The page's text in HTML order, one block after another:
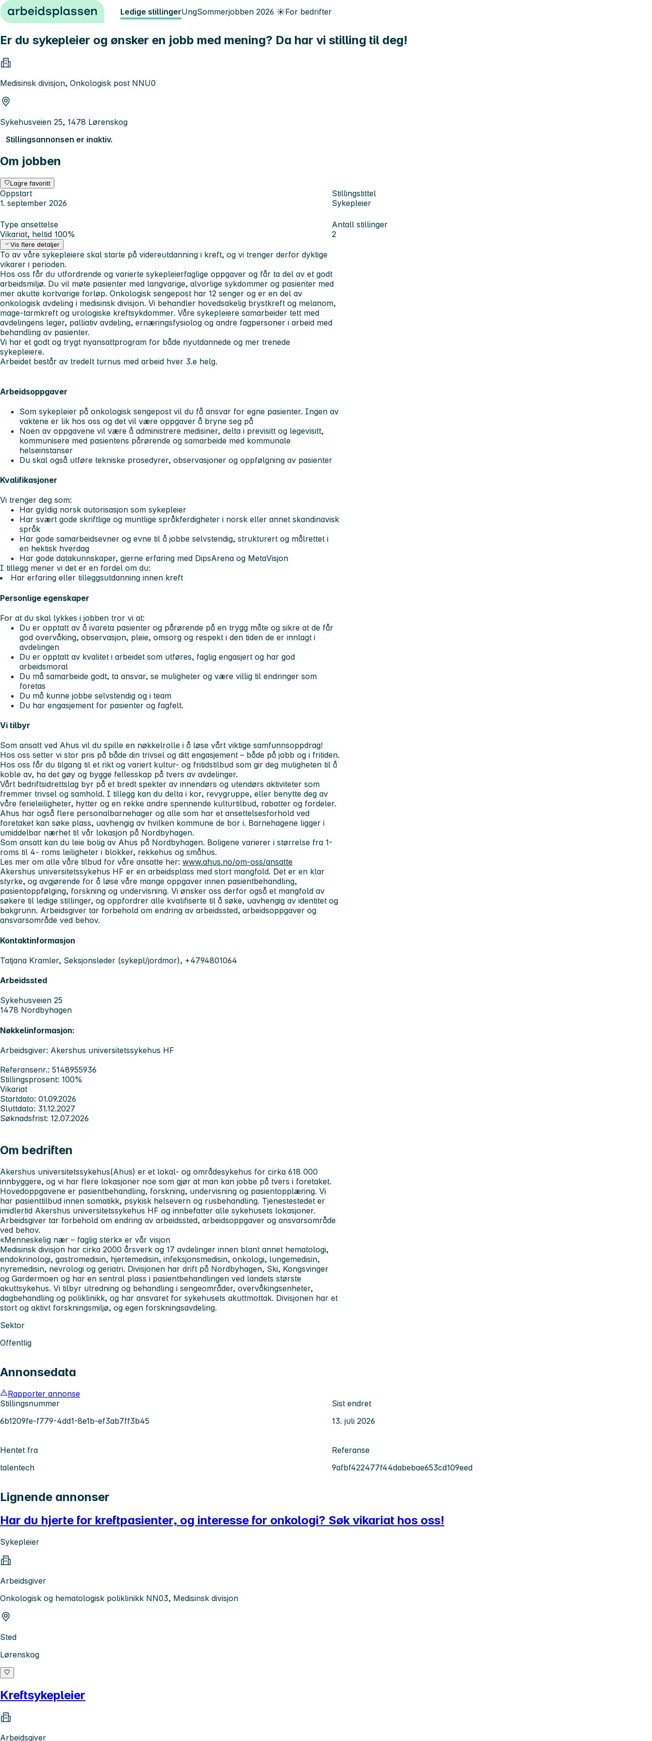
Hopp til innhold Ledige stillingerUngSommerjobben 2026 ☀️For bedrifter
Er du sykepleier og ønsker en jobb med mening? Da har vi stilling til deg!
Medisinsk divisjon, Onkologisk post NNU0
Sykehusveien 25, 1478 Lørenskog
Stillingsannonsen er inaktiv.
Om jobben
Lagre favoritt
Oppstart
1. september 2026
Stillingstittel
Sykepleier
Type ansettelse
Vikariat, heltid 100%
Antall stillinger
2
Vis flere detaljer
To av våre sykepleiere skal starte på videreutdanning i kreft, og vi trenger derfor dyktige
vikarer i perioden.
Hos oss får du utfordrende og varierte sykepleierfaglige oppgaver og får ta del av et godt
arbeidsmiljø. Du vil møte pasienter med langvarige, alvorlige sykdommer og pasienter med
mer akutte kortvarige forløp. Onkologisk sengepost har 12 senger og er en del av
onkologisk avdeling i medisinsk divisjon. Vi behandler hovedsakelig brystkreft og melanom,
mage-tarmkreft og urologiske kreftsykdommer. Våre sykepleiere samarbeider tett med
avdelingens leger, palliativ avdeling, ernæringsfysiolog og andre fagpersoner i arbeid med
behandling av pasienter.
Vi har et godt og trygt nyansattprogram for både nyutdannede og mer trenede
sykepleiere.
Arbeidet består av tredelt turnus med arbeid hver 3.e helg.
Arbeidsoppgaver
Som sykepleier på onkologisk sengepost vil du få ansvar for egne pasienter. Ingen av
vaktene er lik hos oss og det vil være oppgaver å bryne seg på
Noen av oppgavene vil være å administrere medisiner, delta i previsitt og legevisitt,
kommunisere med pasientens pårørende og samarbeide med kommunale
helseinstanser
Du skal også utføre tekniske prosedyrer, observasjoner og oppfølgning av pasienter
Kvalifikasjoner
Vi trenger deg som:
Har gyldig norsk autorisasjon som sykepleier
Har svært gode skriftlige og muntlige språkferdigheter i norsk eller annet skandinavisk
språk
Har gode samarbeidsevner og evne til å jobbe selvstendig, strukturert og målrettet i
en hektisk hverdag
Har gode datakunnskaper, gjerne erfaring med DipsArena og MetaVisjon
I tillegg mener vi det er en fordel om du:
Har erfaring eller tilleggsutdanning innen kreft
Personlige egenskaper
For at du skal lykkes i jobben tror vi at:
Du er opptatt av å ivareta pasienter og pårørende på en trygg måte og sikre at de får
god overvåking, observasjon, pleie, omsorg og respekt i den tiden de er innlagt i
avdelingen
Du er opptatt av kvalitet i arbeidet som utføres, faglig engasjert og har god
arbeidsmoral
Du må samarbeide godt, ta ansvar, se muligheter og være villig til endringer som
foretas
Du må kunne jobbe selvstendig og i team
Du har engasjement for pasienter og fagfelt.
Vi tilbyr
Som ansatt ved Ahus vil du spille en nøkkelrolle i å løse vårt viktige samfunnsoppdrag!
Hos oss setter vi stor pris på både din trivsel og ditt engasjement – både på jobb og i fritiden.
Hos oss får du tilgang til et rikt og variert kultur- og fritidstilbud som gir deg muligheten til å
koble av, ha det gøy og bygge fellesskap på tvers av avdelinger.
Vårt bedriftsidrettslag byr på et bredt spekter av innendørs og utendørs aktiviteter som
fremmer trivsel og samhold. I tillegg kan du delta i kor, revygruppe, eller benytte deg av
våre ferieleiligheter, hytter og en rekke andre spennende kulturtilbud, rabatter og fordeler.
Ahus har også flere personalbarnehager og alle som har et ansettelsesforhold ved
foretaket kan søke plass, uavhengig av hvilken kommune de bor i. Barnehagene ligger i
umiddelbar nærhet til vår lokasjon på Nordbyhagen.
Som ansatt kan du leie bolig av Ahus på Nordbyhagen. Boligene varierer i størrelse fra 1-
roms til 4- roms leiligheter i blokker, rekkehus og småhus.
Les mer om alle våre tilbud for våre ansatte her: www.ahus.no/om-oss/ansatte
Akershus universitetssykehus HF er en arbeidsplass med stort mangfold. Det er en klar
styrke, og avgjørende for å løse våre mange oppgaver innen pasientbehandling,
pasientoppfølging, forskning og undervisning. Vi ønsker oss derfor også et mangfold av
søkere til ledige stillinger, og oppfordrer alle kvalifiserte til å søke, uavhengig av identitet og
bakgrunn. Arbeidsgiver tar forbehold om endring av arbeidssted, arbeidsoppgaver og
ansvarsområde ved behov.
Kontaktinformasjon
Tatjana Kramler, Seksjonsleder (sykepl/jordmor), +4794801064
Arbeidssted
Sykehusveien 25
1478 Nordbyhagen
Nøkkelinformasjon:
Arbeidsgiver: Akershus universitetssykehus HF
Referansenr.: 5148955936
Stillingsprosent: 100%
Vikariat
Startdato: 01.09.2026
Sluttdato: 31.12.2027
Søknadsfrist: 12.07.2026
Om bedriften
Akershus universitetssykehus(Ahus) er et lokal- og områdesykehus for cirka 618 000
innbyggere, og vi har flere lokasjoner noe som gjør at man kan jobbe på tvers i foretaket.
Hovedoppgavene er pasientbehandling, forskning, undervisning og pasientopplæring. Vi
har pasienttilbud innen somatikk, psykisk helsevern og rusbehandling. Tjenestestedet er
imidlertid Akershus universitetssykehus HF og innbefatter alle sykehusets lokasjoner.
Arbeidsgiver tar forbehold om endring av arbeidssted, arbeidsoppgaver og ansvarsområde
ved behov.
«Menneskelig nær – faglig sterk» er vår visjon
Medisinsk divisjon har cirka 2000 årsverk og 17 avdelinger innen blant annet hematologi,
endokrinologi, gastromedisin, hjertemedisin, infeksjonsmedisin, onkologi, lungemedisin,
nyremedisin, nevrologi og geriatri. Divisjonen har drift på Nordbyhagen, Ski, Kongsvinger
og Gardermoen og har en sentral plass i pasientbehandlingen ved landets største
akuttsykehus. Vi tilbyr utredning og behandling i sengeområder, overvåkingsenheter,
dagbehandling og poliklinikk, og har ansvaret for sykehusets akuttmottak. Divisjonen har et
stort og aktivt forskningsmiljø, og egen forskningsavdeling.
Sektor
Offentlig
Annonsedata
Rapporter annonse
Stillingsnummer
6b1209fe-f779-4dd1-8e1b-ef3ab7ff3b45
Sist endret
13. juli 2026
Hentet fra
talentech
Referanse
9afbf422477f44dabebae653cd109eed
Lignende annonser
Har du hjerte for kreftpasienter, og interesse for onkologi? Søk vikariat hos oss!
Sykepleier
Arbeidsgiver
Onkologisk og hematologisk poliklinikk NN03, Medisinsk divisjon
Sted
Lørenskog
Kreftsykepleier
Arbeidsgiver